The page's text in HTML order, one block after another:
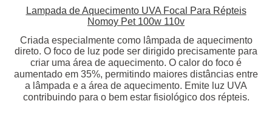
Lampada de Aquecimento UVA Focal Para Répteis
Nomoy Pet 100w 110v
Criada especialmente como lâmpada de aquecimento
direto. O foco de luz pode ser dirigido precisamente para
criar uma área de aquecimento. O calor do foco é
aumentado em 35%, permitindo maiores distâncias entre
a lâmpada e a área de aquecimento. Emite luz UVA
contribuindo para o bem estar fisiológico dos répteis.